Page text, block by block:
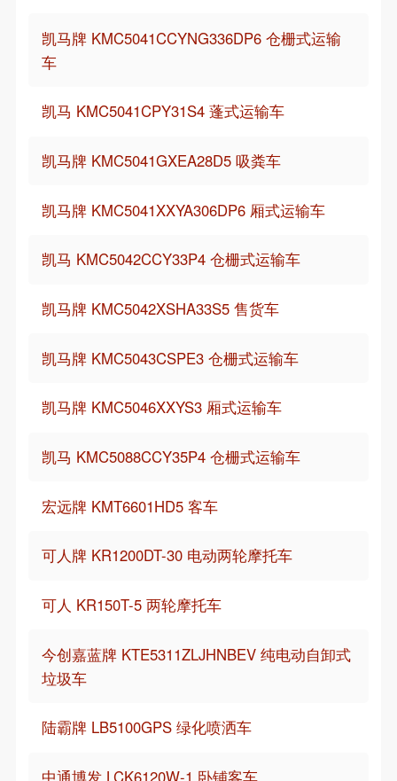
凯马牌 KMC5041CCYNG336DP6 仓栅式运输
车
凯马 KMC5041CPY31S4 蓬式运输车
凯马牌 KMC5041GXEA28D5 吸粪车
凯马牌 KMC5041XXYA306DP6 厢式运输车
凯马 KMC5042CCY33P4 仓栅式运输车
凯马牌 KMC5042XSHA33S5 售货车
凯马牌 KMC5043CSPE3 仓栅式运输车
凯马牌 KMC5046XXYS3 厢式运输车
凯马 KMC5088CCY35P4 仓栅式运输车
宏远牌 KMT6601HD5 客车
可人牌 KR1200DT-30 电动两轮摩托车
可人 KR150T-5 两轮摩托车
今创嘉蓝牌 KTE5311ZLJHNBEV 纯电动自卸式
垃圾车
陆霸牌 LB5100GPS 绿化喷洒车
中通博发 LCK6120W-1 卧铺客车